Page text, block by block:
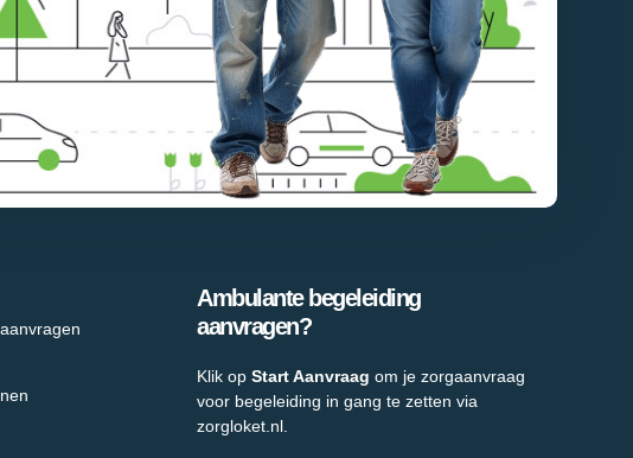
Ambulante begeleiding
aanvragen?
Klik op Start Aanvraag om je zorgaanvraag
voor begeleiding in gang te zetten via
zorgloket.nl.